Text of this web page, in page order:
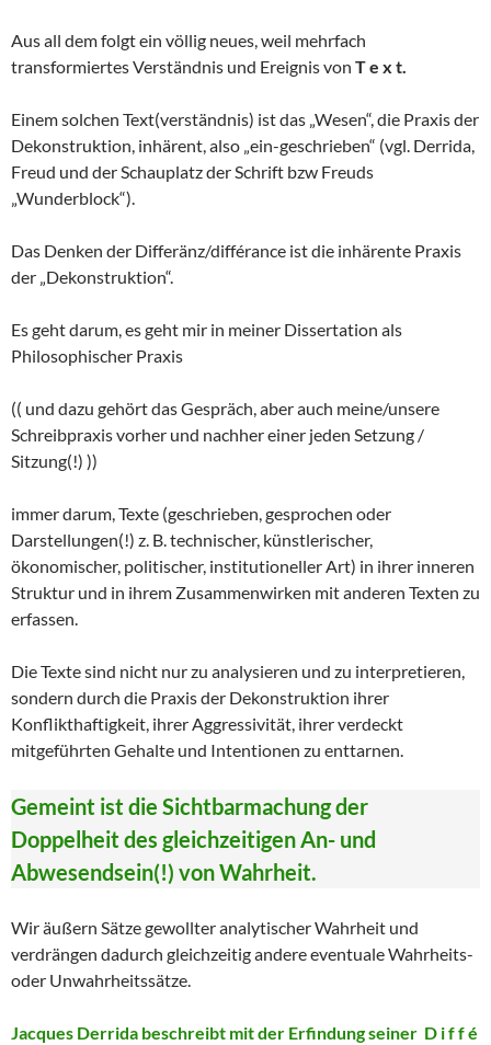
Aus all dem folgt ein völlig neues, weil mehrfach
transformiertes Verständnis und Ereignis von T e x t.
Einem solchen Text(verständnis) ist das „Wesen“, die Praxis der
Dekonstruktion, inhärent, also „ein-geschrieben“ (vgl. Derrida,
Freud und der Schauplatz der Schrift bzw Freuds
„Wunderblock“).
Das Denken der Differänz/différance ist die inhärente Praxis
der „Dekonstruktion“.
Es geht darum, es geht mir in meiner Dissertation als
Philosophischer Praxis
(( und dazu gehört das Gespräch, aber auch meine/unsere
Schreibpraxis vorher und nachher einer jeden Setzung /
Sitzung(!) ))
immer darum, Texte (geschrieben, gesprochen oder
Darstellungen(!) z. B. technischer, künstlerischer,
ökonomischer, politischer, institutioneller Art) in ihrer inneren
Struktur und in ihrem Zusammenwirken mit anderen Texten zu
erfassen.
Die Texte sind nicht nur zu analysieren und zu interpretieren,
sondern durch die Praxis der Dekonstruktion ihrer
Konflikthaftigkeit, ihrer Aggressivität, ihrer verdeckt
mitgeführten Gehalte und Intentionen zu enttarnen.
Gemeint ist die Sichtbarmachung der
Doppelheit des gleichzeitigen An- und
Abwesendsein(!) von Wahrheit.
Wir äußern Sätze gewollter analytischer Wahrheit und
verdrängen dadurch gleichzeitig andere eventuale Wahrheits-
oder Unwahrheitssätze.
Jacques Derrida beschreibt mit der Erfindung seiner D i f f é